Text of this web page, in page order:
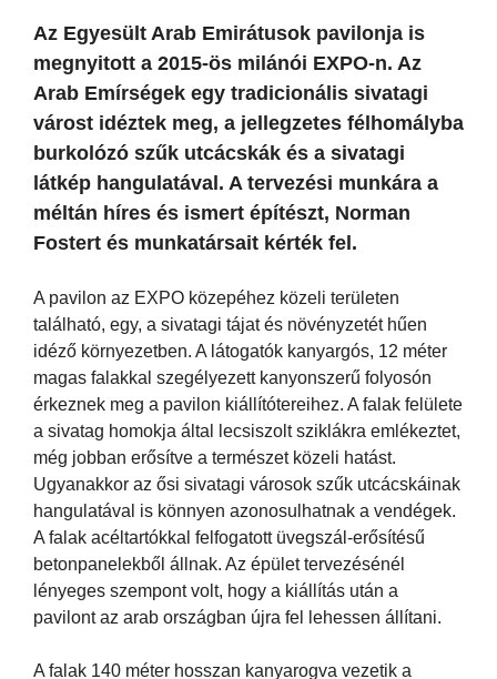
Az Egyesült Arab Emirátusok pavilonja is
megnyitott a 2015-ös milánói EXPO-n. Az
Arab Emírségek egy tradicionális sivatagi
várost idéztek meg, a jellegzetes félhomályba
burkolózó szűk utcácskák és a sivatagi
látkép hangulatával. A tervezési munkára a
méltán híres és ismert építészt, Norman
Fostert és munkatársait kérték fel.
A pavilon az EXPO közepéhez közeli területen
található, egy, a sivatagi tájat és növényzetét hűen
idéző környezetben. A látogatók kanyargós, 12 méter
magas falakkal szegélyezett kanyonszerű folyosón
érkeznek meg a pavilon kiállítótereihez. A falak felülete
a sivatag homokja által lecsiszolt sziklákra emlékeztet,
még jobban erősítve a természet közeli hatást.
Ugyanakkor az ősi sivatagi városok szűk utcácskáinak
hangulatával is könnyen azonosulhatnak a vendégek.
A falak acéltartókkal felfogatott üvegszál-erősítésű
betonpanelekből állnak. Az épület tervezésénél
lényeges szempont volt, hogy a kiállítás után a
pavilont az arab országban újra fel lehessen állítani.
A falak 140 méter hosszan kanyarogva vezetik a